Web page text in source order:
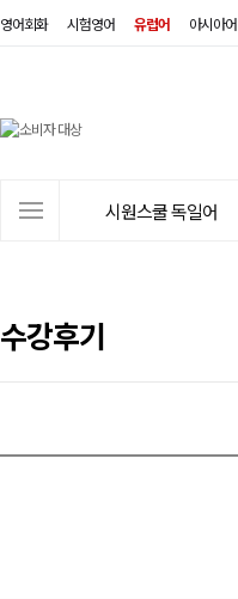
영어회화 시험영어 유럽어 아시아어
뉴
시원스쿨 독일어
수강후기